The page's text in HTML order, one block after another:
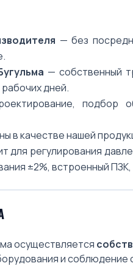
— без
— собственный
дней.
подбор
в качестве нашей
для регулирования
±2%, встроенный
осуществляется
и соблюдение